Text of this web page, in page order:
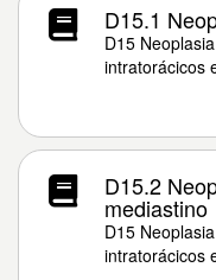
D15.1
D15
intratorácicos
D15.2
mediastino
D15
intratorácicos